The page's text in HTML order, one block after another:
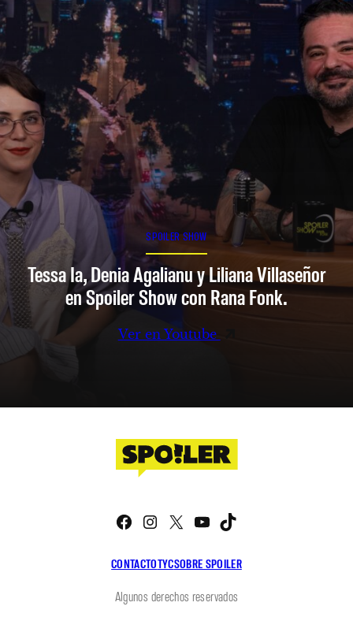
SPOILER SHOW
Tessa Ia, Denia Agalianu y Liliana Villaseñor
en Spoiler Show con Rana Fonk.
Ver en Youtube
CONTACTOTYCSOBRE SPOILER
Facebook
Instagram
X YouTube
Algunos derechos reservados